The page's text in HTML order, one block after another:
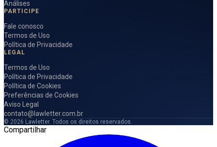
Análises
PARTICIPE
Fale conosco
Termos de Uso
Política de Privacidade
LEGAL
Termos de Uso
Política de Privacidade
Política de Cookies
Preferências de Cookies
Aviso Legal
contato@lawletter.com.br
© 2026 Lawletter. Todos os direitos reservados.
Compartilhar